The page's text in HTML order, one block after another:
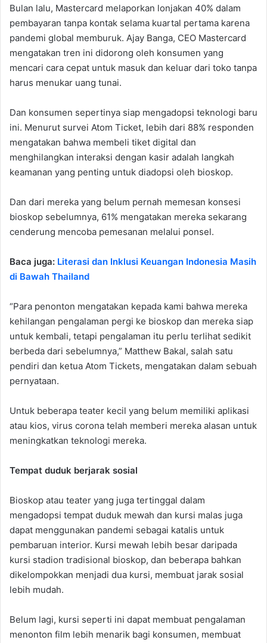
Bulan lalu, Mastercard melaporkan lonjakan 40% dalam
pembayaran tanpa kontak selama kuartal pertama karena
pandemi global memburuk. Ajay Banga, CEO Mastercard
mengatakan tren ini didorong oleh konsumen yang
mencari cara cepat untuk masuk dan keluar dari toko tanpa
harus menukar uang tunai.
Dan konsumen sepertinya siap mengadopsi teknologi baru
ini. Menurut survei Atom Ticket, lebih dari 88% responden
mengatakan bahwa membeli tiket digital dan
menghilangkan interaksi dengan kasir adalah langkah
keamanan yang penting untuk diadopsi oleh bioskop.
Dan dari mereka yang belum pernah memesan konsesi
bioskop sebelumnya, 61% mengatakan mereka sekarang
cenderung mencoba pemesanan melalui ponsel.
Baca juga: Literasi dan Inklusi Keuangan Indonesia Masih
di Bawah Thailand
“Para penonton mengatakan kepada kami bahwa mereka
kehilangan pengalaman pergi ke bioskop dan mereka siap
untuk kembali, tetapi pengalaman itu perlu terlihat sedikit
berbeda dari sebelumnya,” Matthew Bakal, salah satu
pendiri dan ketua Atom Tickets, mengatakan dalam sebuah
pernyataan.
Untuk beberapa teater kecil yang belum memiliki aplikasi
atau kios, virus corona telah memberi mereka alasan untuk
meningkatkan teknologi mereka.
Tempat duduk berjarak sosial
Bioskop atau teater yang juga tertinggal dalam
mengadopsi tempat duduk mewah dan kursi malas juga
dapat menggunakan pandemi sebagai katalis untuk
pembaruan interior. Kursi mewah lebih besar daripada
kursi stadion tradisional bioskop, dan beberapa bahkan
dikelompokkan menjadi dua kursi, membuat jarak sosial
lebih mudah.
Belum lagi, kursi seperti ini dapat membuat pengalaman
menonton film lebih menarik bagi konsumen, membuat